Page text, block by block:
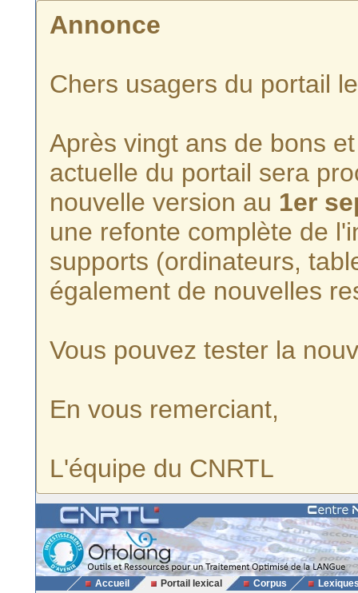
Annonce
Chers usagers du portail
Après vingt ans de bons
actuelle du portail sera
nouvelle version au 1er
une refonte complète de
supports (ordinateurs,
également de nouvelles
Vous pouvez tester la
En vous remerciant,
L'équipe du CNRTL
Accueil Portail lexical Corpus